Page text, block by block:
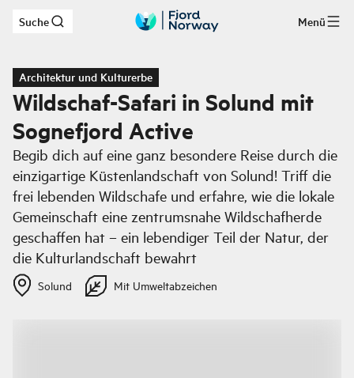
Zum Hauptinhalt
Suche Menü
Architektur und Kulturerbe
Wildschaf-Safari in Solund mit
Sognefjord Active
Begib dich auf eine ganz besondere Reise durch die
einzigartige Küstenlandschaft von Solund! Triff die
frei lebenden Wildschafe und erfahre, wie die lokale
Gemeinschaft eine zentrumsnahe Wildschafherde
geschaffen hat – ein lebendiger Teil der Natur, der
die Kulturlandschaft bewahrt
Solund Mit Umweltabzeichen